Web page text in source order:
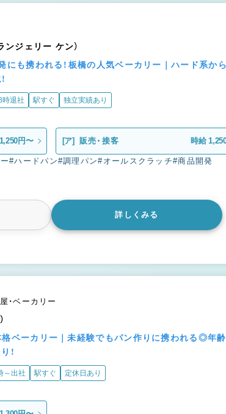
ジェリー ケン）
にも携われる！板橋の人気ベーカリー｜ハード系か
時退社 駅すぐ 独立実績あり
円〜 [ア] 販売・接客 時給
#ハードパン#調理パン#オールスクラッチ#商品開発
詳しくみる
・ベーカリー
格ベーカリー｜未経験でもパン作りに携われる◎年
！
～出社 駅すぐ 定休日あり